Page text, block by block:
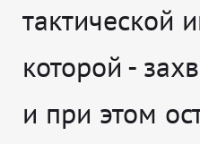
тактической
которой -
и при этом